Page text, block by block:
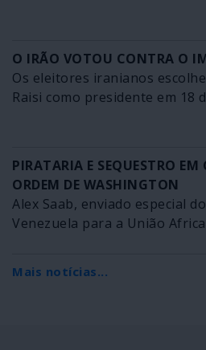
O IRÃO VOTOU CONTRA O
Os eleitores iranianos
Raisi como presidente em 18
PIRATARIA E SEQUESTRO EM
ORDEM DE WASHINGTON
Alex Saab, enviado especial
Venezuela para a União
Mais notícias...